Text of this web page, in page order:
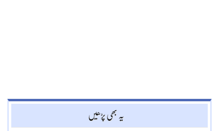
یہ بھی پڑھیں